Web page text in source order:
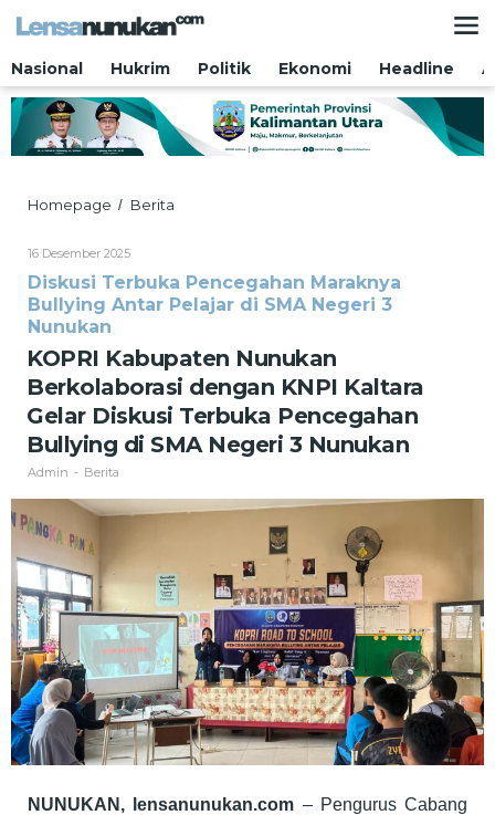
Nasional
Hukrim Politik Ekonomi Headline
Homepage / Berita
dengan
KNPI
Diskusi
Terbuka
Pencegahan
Bullying
di
3
16 Desember 2025Oleh
Diskusi Terbuka Pencegahan Maraknya
Bullying Antar Pelajar di SMA Negeri 3
Nunukan
KOPRI Kabupaten Nunukan
Berkolaborasi dengan KNPI Kaltara
Gelar Diskusi Terbuka Pencegahan
Bullying di SMA Negeri 3 Nunukan
Admin - Berita
NUNUKAN, lensanunukan.com – Pengurus Cabang